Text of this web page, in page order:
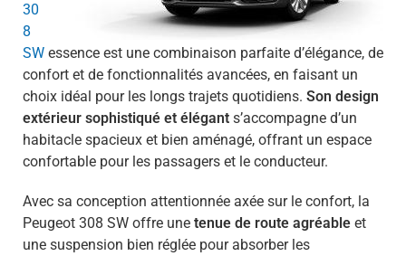
30
8
SW essence est une combinaison parfaite d’élégance, de
confort et de fonctionnalités avancées, en faisant un
choix idéal pour les longs trajets quotidiens. Son design
extérieur sophistiqué et élégant s’accompagne d’un
habitacle spacieux et bien aménagé, offrant un espace
confortable pour les passagers et le conducteur.
Avec sa conception attentionnée axée sur le confort, la
Peugeot 308 SW offre une tenue de route agréable et
une suspension bien réglée pour absorber les